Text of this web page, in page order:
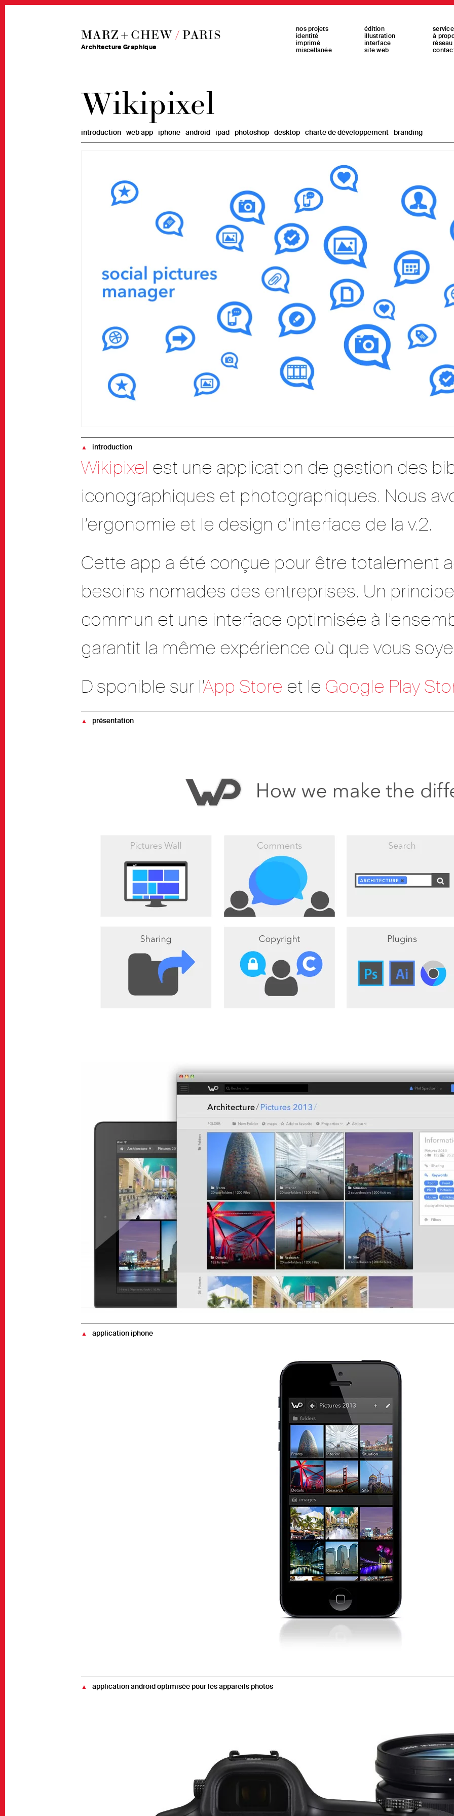
MARZ + CHEW/PARIS
Architecture Graphique
nos projets
édition
identité
illustration
imprimé
interface
miscellanée
site web
à
réseau
Wikipixel
introduction web app iphone android ipad photoshop desktop charte de développement branding
▲ introduction
Wikipixel est une application de gestion des
iconographiques et photographiques. Nous
l’ergonomie et le design d’interface de la v.2.
Cette app a été conçue pour être totalement
besoins nomades des entreprises. Un
commun et une interface optimisée à
garantit la même expérience où que vous
Disponible sur l’App Store et le Google Play
▲ présentation
▲ application iphone
▲ application android optimisée pour les appareils photos